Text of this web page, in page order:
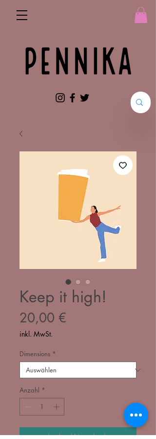
Keep it high!
20,00 €
inkl. MwSt.
Dimensions *
Anzahl *
In den Warenkorb